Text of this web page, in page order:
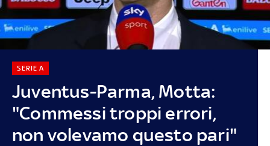
Juventus-Parma, Motta:
"Commessi troppi errori,
non volevamo questo pari"
SERIE A